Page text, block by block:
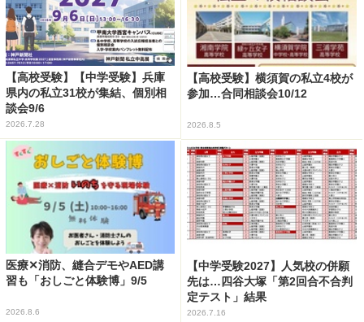
【高校受験】【中学受験】兵庫
県内の私立31校が集結、個別相
談会9/6
2026.7.28
【高校受験】横須賀の私立4校が
参加…合同相談会10/12
2026.8.5
医療✕消防、縫合デモやAED講
習も「おしごと体験博」9/5
2026.8.6
【中学受験2027】人気校の併願
先は…四谷大塚「第2回合不合判
定テスト」結果
2026.7.16